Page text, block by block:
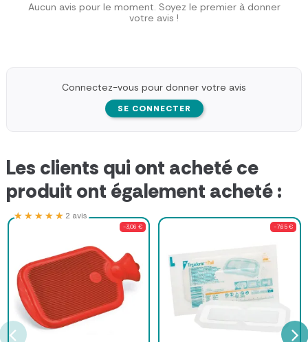
Aucun avis pour le moment. Soyez le premier à donner
votre avis !
Connectez-vous pour donner votre avis
SE CONNECTER
Les clients qui ont acheté ce
produit ont également acheté :
-3,06 €
★★★★★
★★★★★ 2 avis
-7,65 €